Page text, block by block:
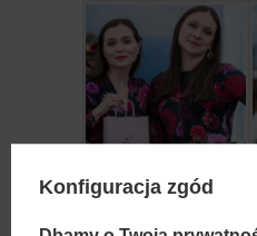
Konfiguracja zgód